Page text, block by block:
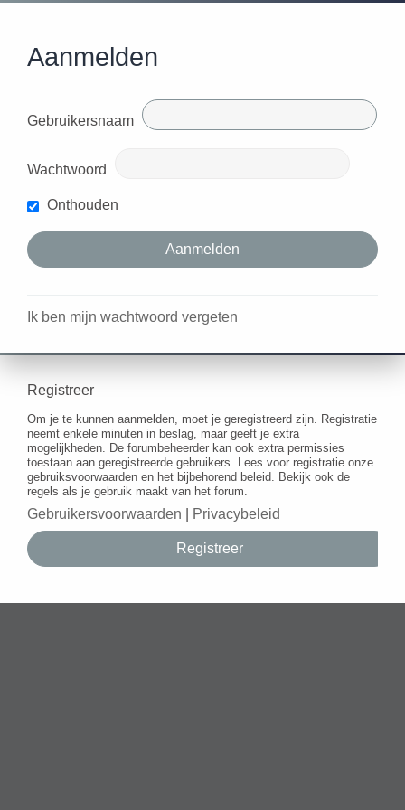
Aanmelden
Gebruikersnaam
Wachtwoord
Onthouden
Ik ben mijn wachtwoord vergeten
Registreer
Om je te kunnen aanmelden, moet je geregistreerd zijn. Registratie
neemt enkele minuten in beslag, maar geeft je extra
mogelijkheden. De forumbeheerder kan ook extra permissies
toestaan aan geregistreerde gebruikers. Lees voor registratie onze
gebruiksvoorwaarden en het bijbehorend beleid. Bekijk ook de
regels als je gebruik maakt van het forum.
Gebruikersvoorwaarden Privacybeleid
Registreer